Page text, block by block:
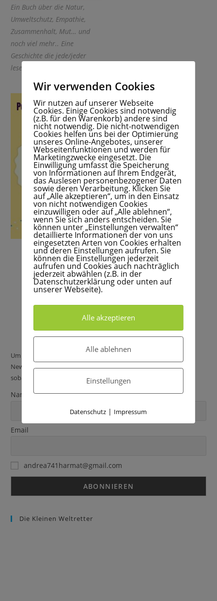
Ein Buch über die Natur,
Umweltschutz, Empathie,
Zusammenhalt, Mut… und
noch viel mehr.. Eine
Geschichte die jede/jeder
lesen sollte.
Um kein Märchen zu verpassen.... melde dich auf meinem
Newsletter an. So bekommst du immer eine Benachrichtigung,
sobald eine neue Folge fertig ist.
Name
Email
andrea741harmat@gmail.com
Die Kleinen Weltretter
Wir verwenden Cookies
Wir nutzen auf unserer Webseite
Cookies. Einige Cookies sind notwendig
(z.B. für den Warenkorb) andere sind
nicht notwendig. Die nicht-notwendigen
Cookies helfen uns bei der Optimierung
unseres Online-Angebotes, unserer
Webseitenfunktionen und werden für
Marketingzwecke eingesetzt. Die
Einwilligung umfasst die Speicherung
von Informationen auf Ihrem Endgerät,
das Auslesen personenbezogener Daten
sowie deren Verarbeitung. Klicken Sie
auf „Alle akzeptieren“, um in den Einsatz
von nicht notwendigen Cookies
einzuwilligen oder auf „Alle ablehnen“,
wenn Sie sich anders entscheiden. Sie
können unter „Einstellungen verwalten“
detaillierte Informationen der von uns
eingesetzten Arten von Cookies erhalten
und deren Einstellungen aufrufen. Sie
können die Einstellungen jederzeit
aufrufen und Cookies auch nachträglich
jederzeit abwählen (z.B. in der
Datenschutzerklärung oder unten auf
unserer Webseite).
Alle akzeptieren
Alle ablehnen
Einstellungen
Datenschutz | Impressum